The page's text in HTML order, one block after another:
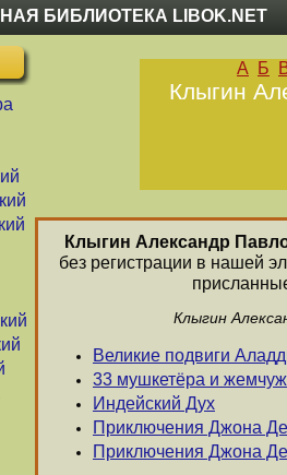
БИБЛИОТЕКА LIBOK.NET
А Б
Клыгин
Клыгин Александр
без регистрации в нашей
Клыгин
Великие подвиги
33 мушкетёра и
Индейский Дух
Приключения Джона
Приключения Джона